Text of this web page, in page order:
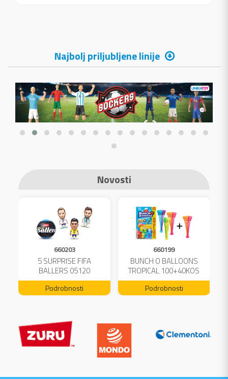
Najbolj priljubljene linije
Novosti
660203
5 SURPRISE FIFA
BALLERS 05120
Podrobnosti
660199
BUNCH O BALLOONS
TROPICAL 100+40KOS
FREE 04199
Podrobnosti